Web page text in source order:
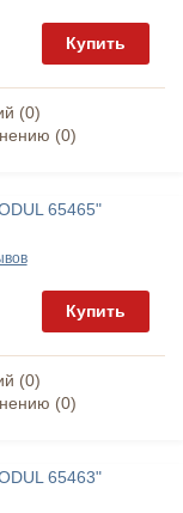
Купить
(0)
(0)
65465"
Купить
(0)
(0)
65463"